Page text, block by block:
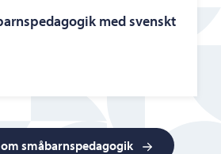
med svenskt
småbarnspedagogik